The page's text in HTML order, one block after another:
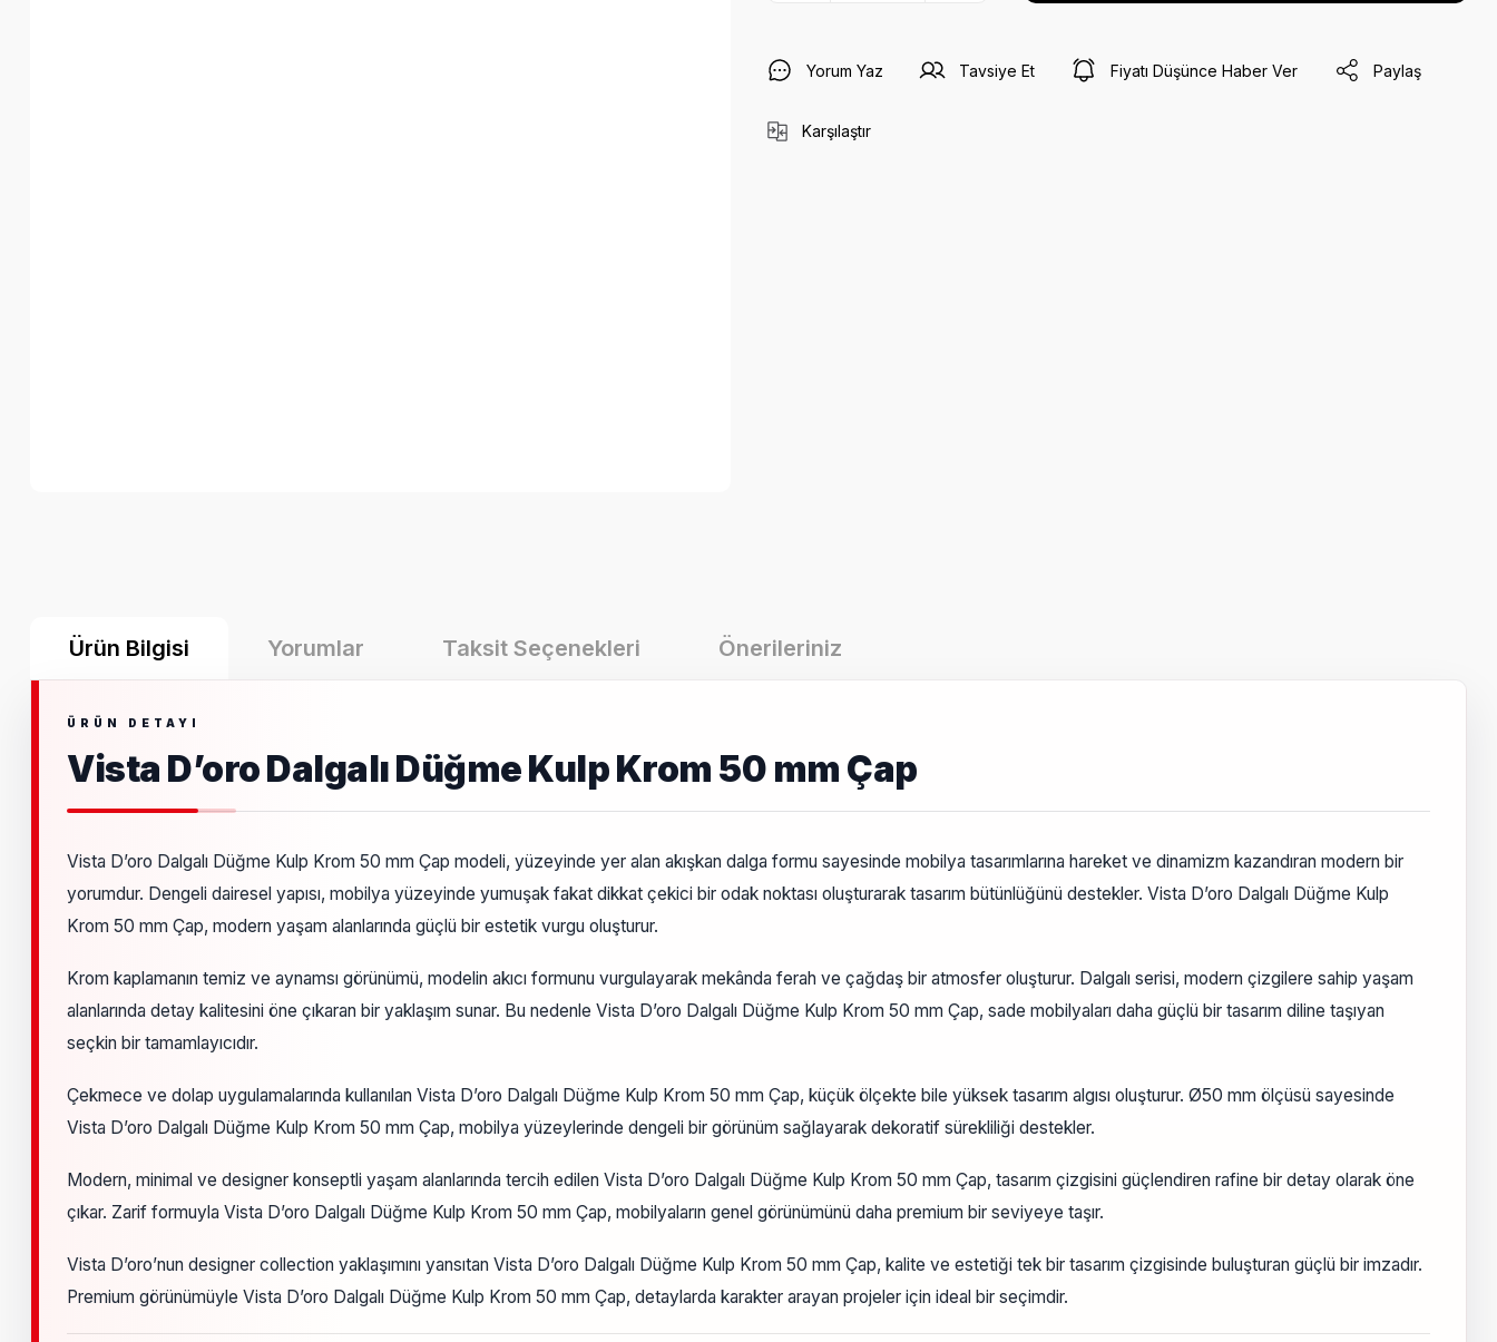
Yorum Yaz Tavsiye Et Fiyatı Düşünce Haber Ver Paylaş
Karşılaştır
Ürün Bilgisi Yorumlar Taksit Seçenekleri Önerileriniz
Vista D’oro Dalgalı Düğme Kulp Krom 50 mm Çap
Vista D’oro Dalgalı Düğme Kulp Krom 50 mm Çap modeli, yüzeyinde yer alan akışkan dalga formu sayesinde mobilya tasarımlarına hareket ve dinamizm kazandıran modern bir
yorumdur. Dengeli dairesel yapısı, mobilya yüzeyinde yumuşak fakat dikkat çekici bir odak noktası oluşturarak tasarım bütünlüğünü destekler. Vista D’oro Dalgalı Düğme Kulp
Krom 50 mm Çap, modern yaşam alanlarında güçlü bir estetik vurgu oluşturur.
Krom kaplamanın temiz ve aynamsı görünümü, modelin akıcı formunu vurgulayarak mekânda ferah ve çağdaş bir atmosfer oluşturur. Dalgalı serisi, modern çizgilere sahip yaşam
alanlarında detay kalitesini öne çıkaran bir yaklaşım sunar. Bu nedenle Vista D’oro Dalgalı Düğme Kulp Krom 50 mm Çap, sade mobilyaları daha güçlü bir tasarım diline taşıyan
seçkin bir tamamlayıcıdır.
Çekmece ve dolap uygulamalarında kullanılan Vista D’oro Dalgalı Düğme Kulp Krom 50 mm Çap, küçük ölçekte bile yüksek tasarım algısı oluşturur. Ø50 mm ölçüsü sayesinde
Vista D’oro Dalgalı Düğme Kulp Krom 50 mm Çap, mobilya yüzeylerinde dengeli bir görünüm sağlayarak dekoratif sürekliliği destekler.
Modern, minimal ve designer konseptli yaşam alanlarında tercih edilen Vista D’oro Dalgalı Düğme Kulp Krom 50 mm Çap, tasarım çizgisini güçlendiren rafine bir detay olarak öne
çıkar. Zarif formuyla Vista D’oro Dalgalı Düğme Kulp Krom 50 mm Çap, mobilyaların genel görünümünü daha premium bir seviyeye taşır.
Vista D’oro’nun designer collection yaklaşımını yansıtan Vista D’oro Dalgalı Düğme Kulp Krom 50 mm Çap, kalite ve estetiği tek bir tasarım çizgisinde buluşturan güçlü bir imzadır.
Premium görünümüyle Vista D’oro Dalgalı Düğme Kulp Krom 50 mm Çap, detaylarda karakter arayan projeler için ideal bir seçimdir.